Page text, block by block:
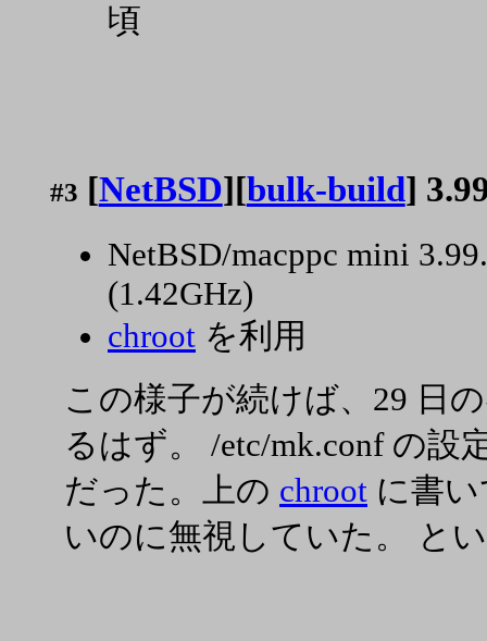
頃
#3 [NetBSD][bulk-build]
NetBSD/macppc mini
(1.42GHz)
chroot を利用
この様子が続けば、29 日
るはず。 /etc/mk.conf の設
だった。上の chroot に書
いのに無視していた。 と